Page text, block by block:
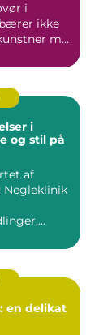
i
ikke
m...
i
og stil på
af
en delikat